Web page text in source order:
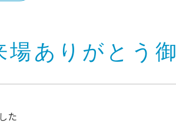
ありがとう御
た